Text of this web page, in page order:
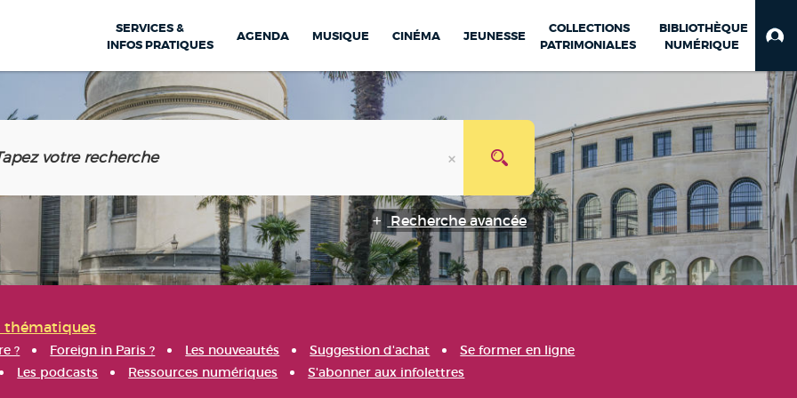
SERVICES &
INFOS PRATIQUES
AGENDA MUSIQUE CINÉMA JEUNESSE
COLLECTIONS
PATRIMONIALES
BIBLIOTHÈQUE
NUMÉRIQUE
Recherche avancée
thématiques
? Foreign in Paris ? Les nouveautés Suggestion d'achat
Se former en ligne
Les podcasts Ressources numériques S'abonner aux infolettres